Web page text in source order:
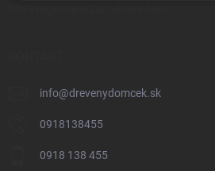
info@drevenydomcek.sk
0918138455
0918 138 455